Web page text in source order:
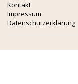
Kontakt
Impressum
Datenschutzerklärung